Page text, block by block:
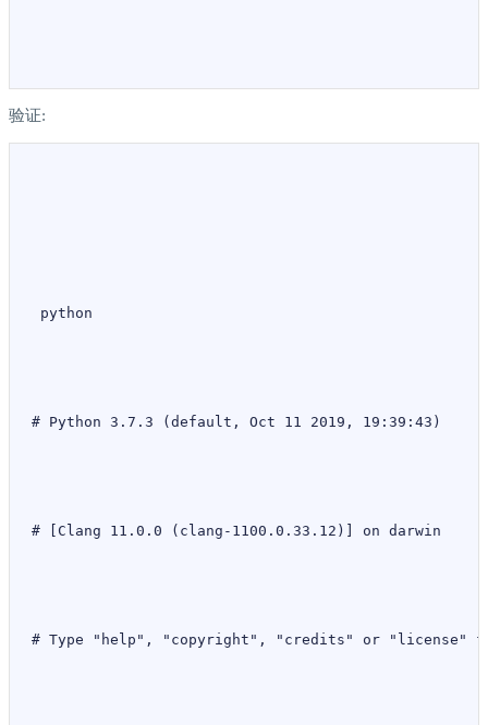
验证:
python
# Python 3.7.3 (default, Oct 11 2019, 19:39:43)
# [Clang 11.0.0 (clang-1100.0.33.12)] on darwin
# Type "help", "copyright", "credits" or "license"